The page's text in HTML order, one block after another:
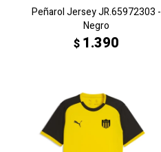
Peñarol Jersey JR.65972303 -
Negro
$ 1.390